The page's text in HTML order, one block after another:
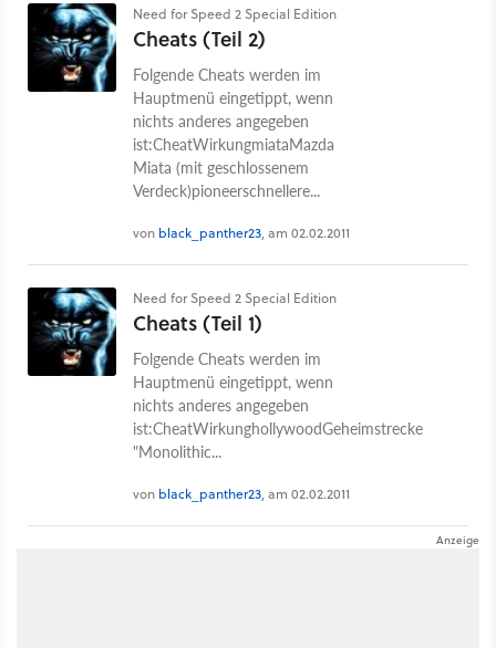
Need for Speed 2 Special Edition
Cheats (Teil 2)
Folgende Cheats werden im
Hauptmenü eingetippt, wenn
nichts anderes angegeben
ist:CheatWirkungmiataMazda
Miata (mit geschlossenem
Verdeck)pioneerschnellere...
von black_panther23, am 02.02.2011
Need for Speed 2 Special Edition
Cheats (Teil 1)
Folgende Cheats werden im
Hauptmenü eingetippt, wenn
nichts anderes angegeben
ist:CheatWirkunghollywoodGeheimstrecke
"Monolithic...
von black_panther23, am 02.02.2011